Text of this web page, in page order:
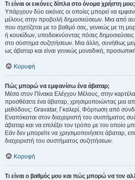
Τι είναι οι εικόνες δίπλα στο όνομα χρήστη μου;
Υπάρχουν δύο εικόνες οι οποίες μπορεί να
μέλους στην προβολή δημοσιεύσεων. Μια από
που σχετίζεται με το βαθμό σας, γενικώς με τη
ή κουκίδων, υποδεικνύοντας πόσες δημοσιεύσεις
στο σύστημα συζητήσεων. Μια άλλη, συνήθως
ως άβαταρ και είναι γενικώς μοναδική,
Κορυφή
Πώς μπορώ να εμφανίσω ένα άβαταρ;
Μέσα στον Πίνακα Ελέγχου Μέλους, στην
προσθέσετε ένα άβαταρ, χρησιμοποιώντας μια
μεθόδους: Gravatar, Γκαλερί, Φόρτωση από
Εναπόκειται στον διαχειριστή του συστήματος
άβαταρ και να επιλέξει τον τρόπο με τον οποίο
Εάν δεν μπορείτε να χρησιμοποιήσετε άβαταρ,
διαχειριστή του συστήματος συζητήσεων.
Κορυφή
Τι είναι ο βαθμός μου και πώς μπορώ να τον